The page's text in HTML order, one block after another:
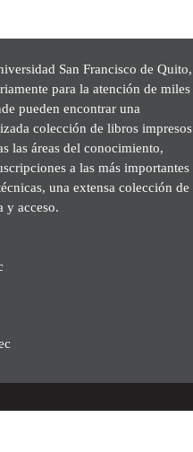
San Francisco de Quito,
para la atención de miles
pueden encontrar una
colección de libros impresos
las áreas del conocimiento,
a las más importantes
una extensa colección de
y acceso.